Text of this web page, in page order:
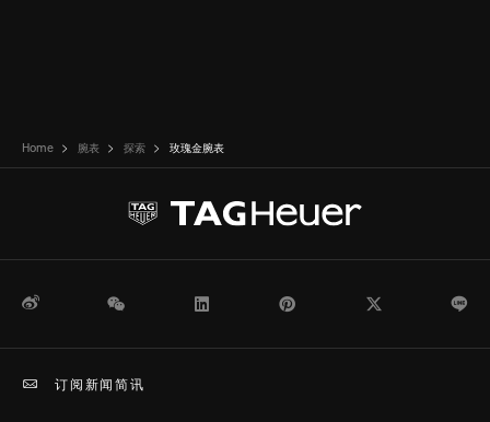
Home 腕表 探索 玫瑰金腕表
微博 WeChat Pinterest
订阅新闻简讯